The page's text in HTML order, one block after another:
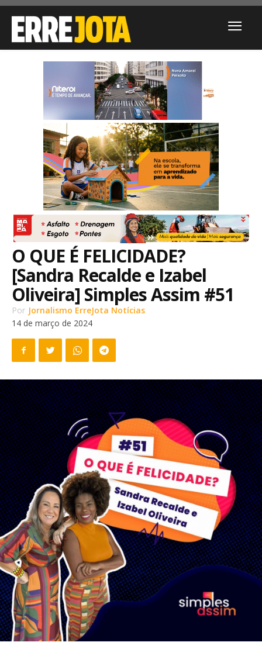
O QUE É FELICIDADE?
[Sandra Recalde e Izabel
Oliveira] Simples Assim #51
Por Jornalismo ErreJota Notícias
14 de março de 2024